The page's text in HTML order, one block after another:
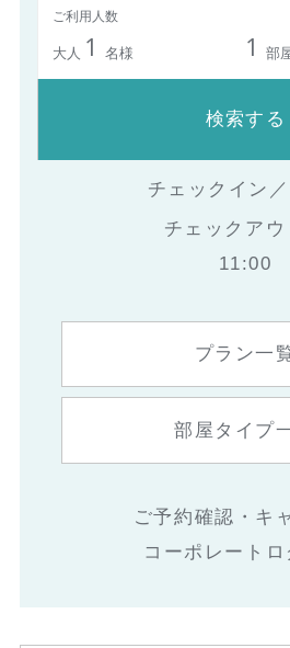
ご利用人数
大人 1 名様 1 部
検索する
チェックイン
チェックアウ
11:00
プラン一
部屋タイプ
ご予約確認・キ
コーポレートロ